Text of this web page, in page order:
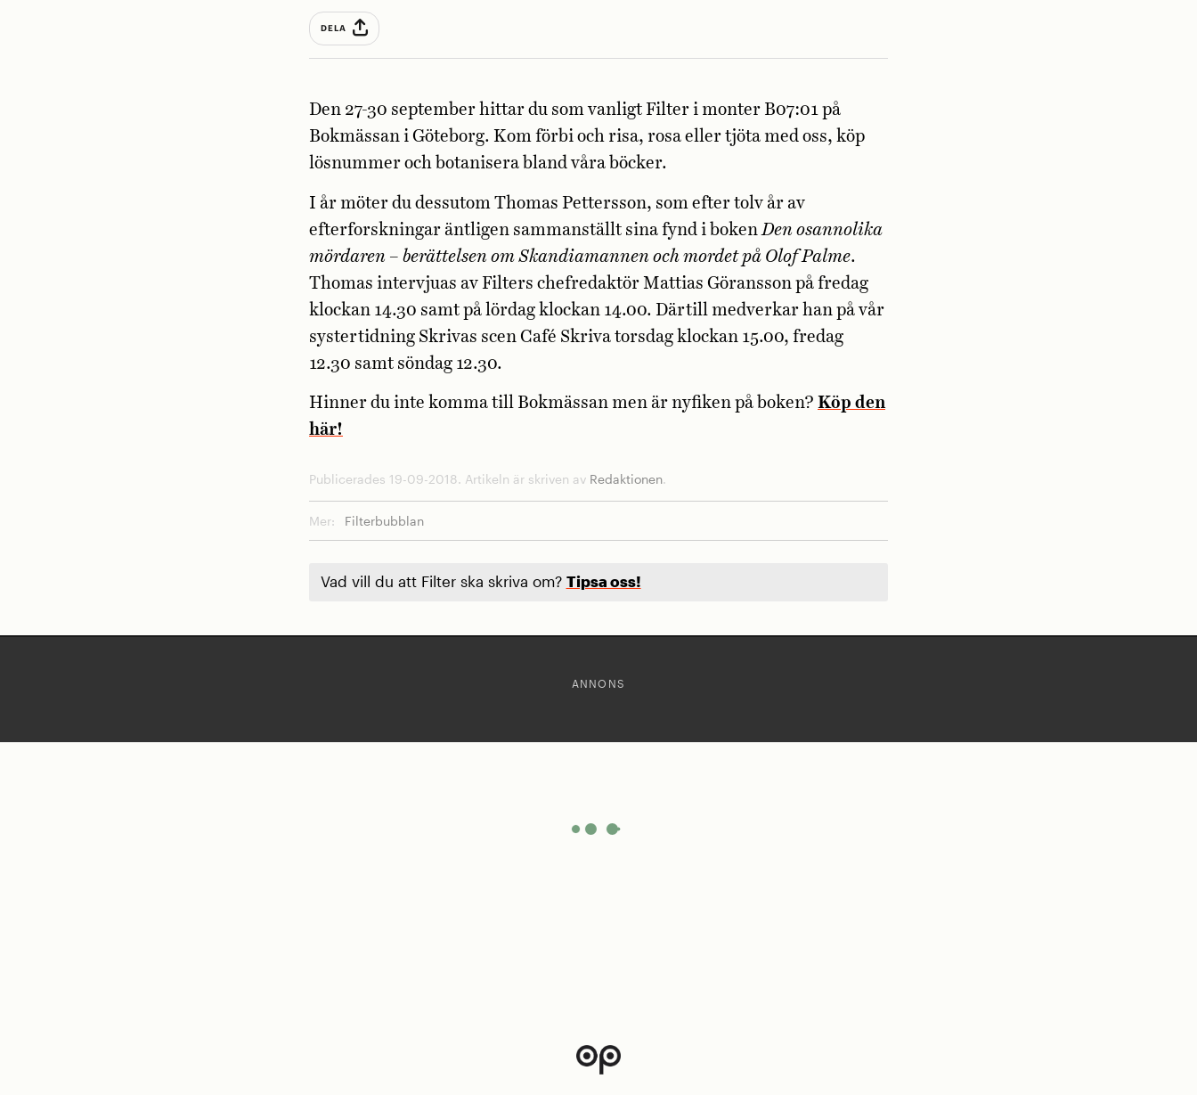
DELA
Den 27-30 september hittar du som vanligt Filter i monter B07:01 på
Bokmässan i Göteborg. Kom förbi och risa, rosa eller tjöta med oss, köp
lösnummer och botanisera bland våra böcker.
I år möter du dessutom Thomas Pettersson, som efter tolv år av
efterforskningar äntligen sammanställt sina fynd i boken Den osannolika
mördaren – berättelsen om Skandiamannen och mordet på Olof Palme.
Thomas intervjuas av Filters chefredaktör Mattias Göransson på fredag
klockan 14.30 samt på lördag klockan 14.00. Därtill medverkar han på vår
systertidning Skrivas scen Café Skriva torsdag klockan 15.00, fredag
12.30 samt söndag 12.30.
Hinner du inte komma till Bokmässan men är nyfiken på boken? Köp den
här!
Publicerades 19-09-2018. Artikeln är skriven av Redaktionen.
Mer: Filterbubblan
Vad vill du att Filter ska skriva om? Tipsa oss!
ANNONS